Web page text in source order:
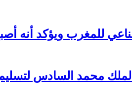
للمغرب ويؤكد أنه
محمد السادس